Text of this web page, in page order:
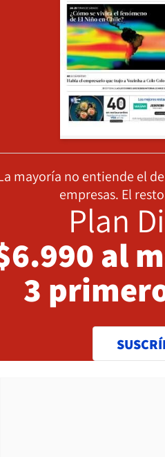
mayoría no entiende el
empresas. El
Plan
al
3